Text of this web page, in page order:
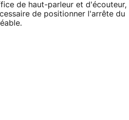
de haut-parleur et d'écouteur,
de positionner l'arrête du